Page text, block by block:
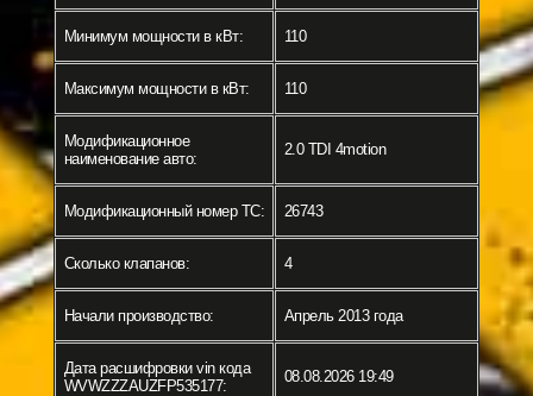
Минимум мощности в кВт: 110
Максимум мощности в кВт: 110
Модификационное
наименование авто:
2.0 TDI 4motion
Модификационный номер ТС: 26743
Сколько клапанов: 4
Начали производство: Апрель 2013 года
Дата расшифровки vin кода
WVWZZZAUZFP535177:
08.08.2026 19:49